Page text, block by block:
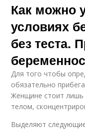
Как можно
условиях
без теста.
Для того чтобы
обязательно
Женщине стоит
телом,
Выделяют